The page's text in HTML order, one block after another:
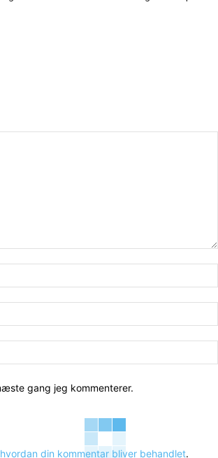
gang jeg kommenterer.
din kommentar bliver behandlet.